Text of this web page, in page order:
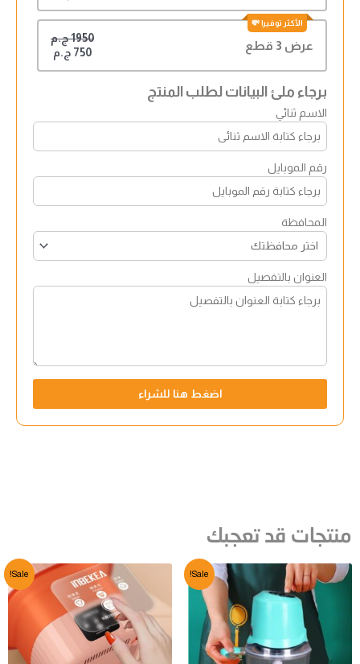
عرض 3 قطع
1950 ج.م
750 ج.م
برجاء ملئ البيانات لطلب المنتج
الاسم ثنائي
رقم الموبايل
المحافظة
العنوان بالتفصيل
اضغط هنا للشراء
منتجات قد تعجبك
Sale!
Sale!